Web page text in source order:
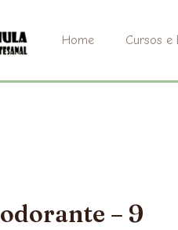
Home Cursos e
odorante – 9